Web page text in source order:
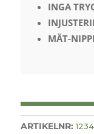
INGA
MÄT-
ARTIKELNR: